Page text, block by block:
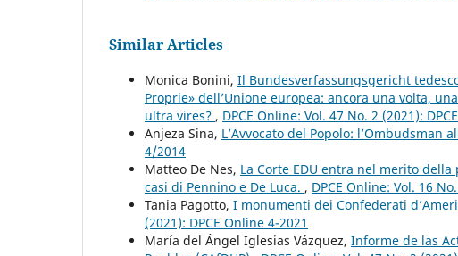
Similar Articles
Monica Bonini, Il Bundesverfassungsgericht
Proprie» dell’Unione europea: ancora una volta,
ultra vires? , DPCE Online: Vol. 47 No. 2 (2021):
Anjeza Sina, L’Avvocato del Popolo: l’Ombudsman
4/2014
Matteo De Nes, La Corte EDU entra nel merito
casi di Pennino e De Luca. , DPCE Online: Vol. 16
Tania Pagotto, I monumenti dei Confederati
(2021): DPCE Online 4-2021
María del Ángel Iglesias Vázquez, Informe de las